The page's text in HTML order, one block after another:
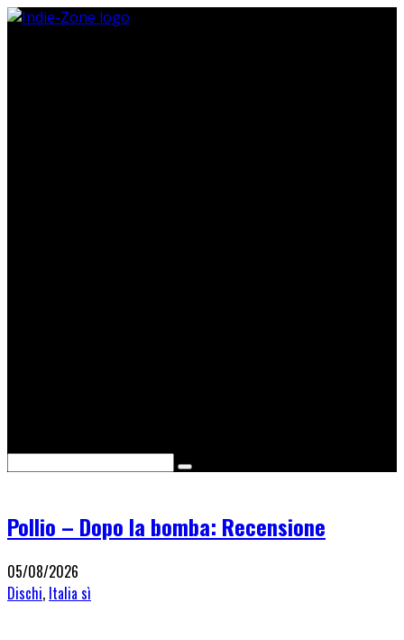
Pollio – Dopo la bomba: Recensione
05/08/2026
Dischi, Italia sì